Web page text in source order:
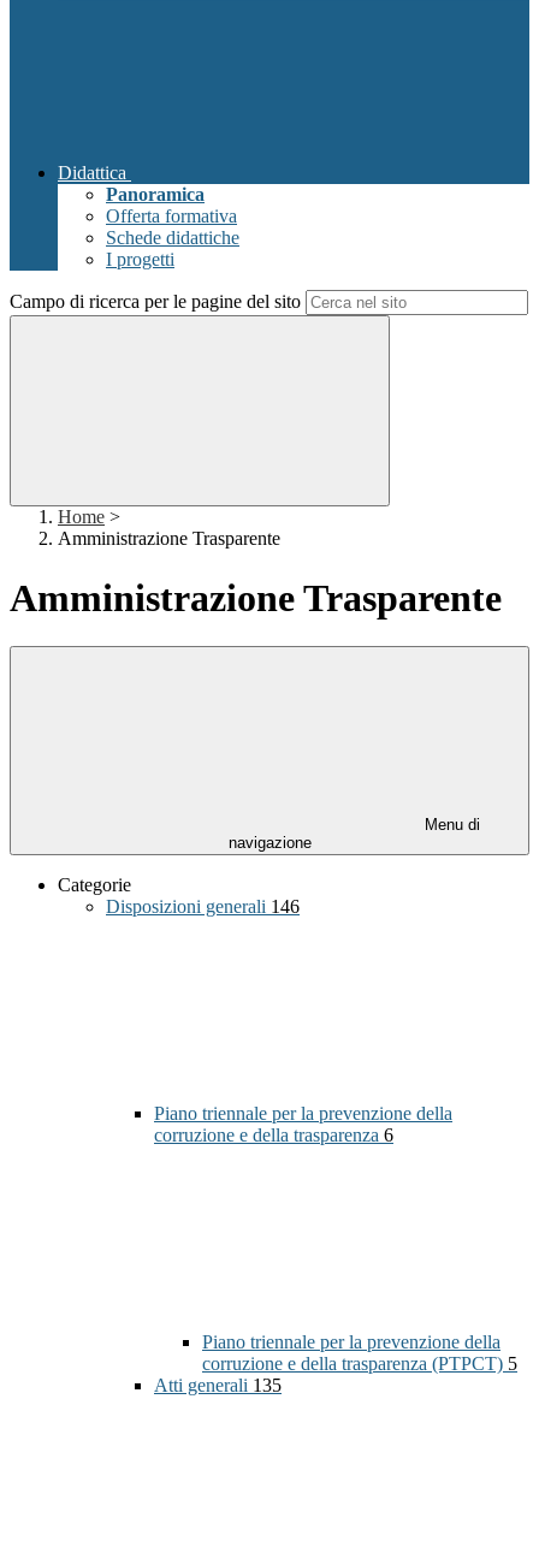
Didattica
Panoramica
Offerta formativa
Schede didattiche
I progetti
Campo di ricerca per le pagine del sito
Home >
Amministrazione Trasparente
Amministrazione Trasparente
Menu di
navigazione
Categorie
Disposizioni generali 146
Piano triennale per la prevenzione della
corruzione e della trasparenza 6
Piano triennale per la prevenzione della
corruzione e della trasparenza (PTPCT) 5
Atti generali 135